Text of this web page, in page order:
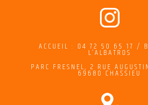
ACCUEIL : 04 72 50 65 17 /
L’ALBATROS
PARC FRESNEL, 2 RUE
69680 CHASSIEU